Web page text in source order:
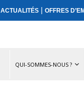
ACTUALITÉS |OFFRES
QUI-SOMMES-NOUS ?